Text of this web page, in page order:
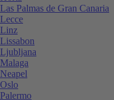
Las Palmas de Gran Canaria
Lecce
Linz
Lissabon
Ljubljana
Malaga
Neapel
Oslo
Palermo